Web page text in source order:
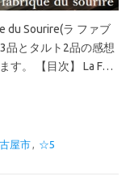
du Sourire(ラ ファブ
品とタルト2品の感想
す。 【目次】 La F…
屋市, ☆5